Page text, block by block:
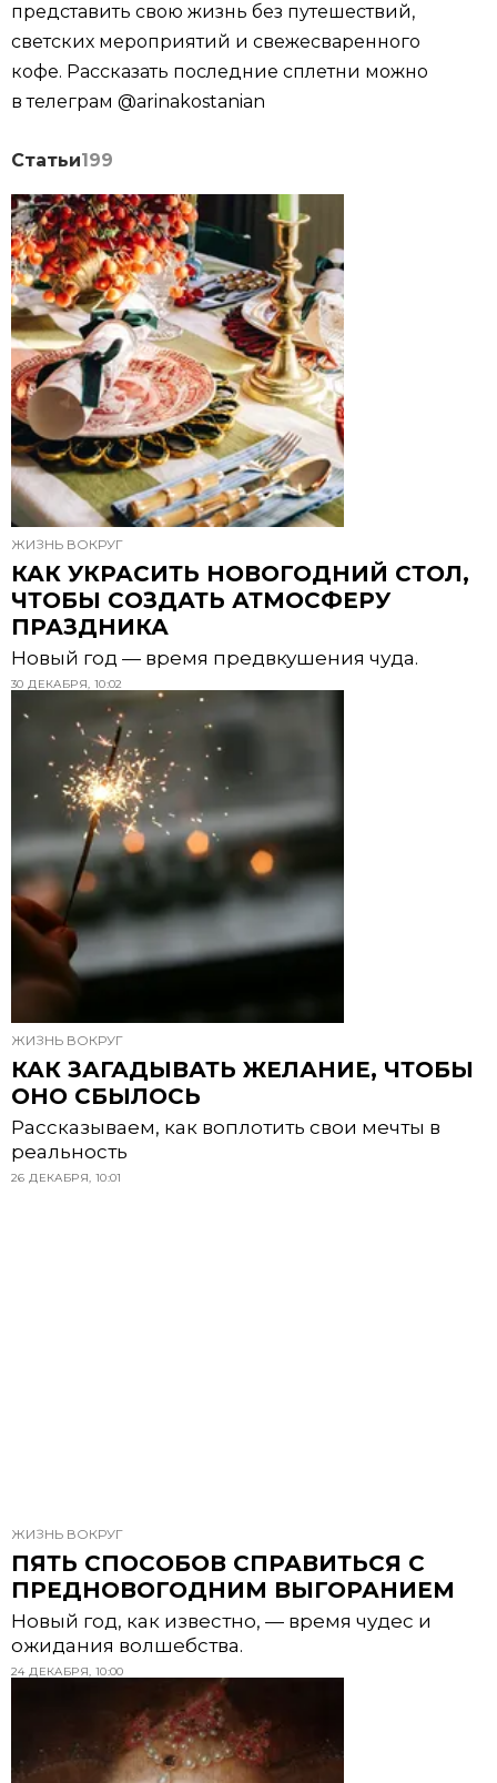
представить свою жизнь без путешествий,
светских мероприятий и свежесваренного
кофе. Рассказать последние сплетни можно
в телеграм @arinakostanian
Статьи199
ЖИЗНЬ ВОКРУГ
КАК УКРАСИТЬ НОВОГОДНИЙ СТОЛ,
ЧТОБЫ СОЗДАТЬ АТМОСФЕРУ
ПРАЗДНИКА
Новый год — время предвкушения чуда.
30 ДЕКАБРЯ, 10:02
ЖИЗНЬ ВОКРУГ
КАК ЗАГАДЫВАТЬ ЖЕЛАНИЕ, ЧТОБЫ
ОНО СБЫЛОСЬ
Рассказываем, как воплотить свои мечты в
реальность
26 ДЕКАБРЯ, 10:01
ЖИЗНЬ ВОКРУГ
ПЯТЬ СПОСОБОВ СПРАВИТЬСЯ С
ПРЕДНОВОГОДНИМ ВЫГОРАНИЕМ
Новый год, как известно, — время чудес и
ожидания волшебства.
24 ДЕКАБРЯ, 10:00